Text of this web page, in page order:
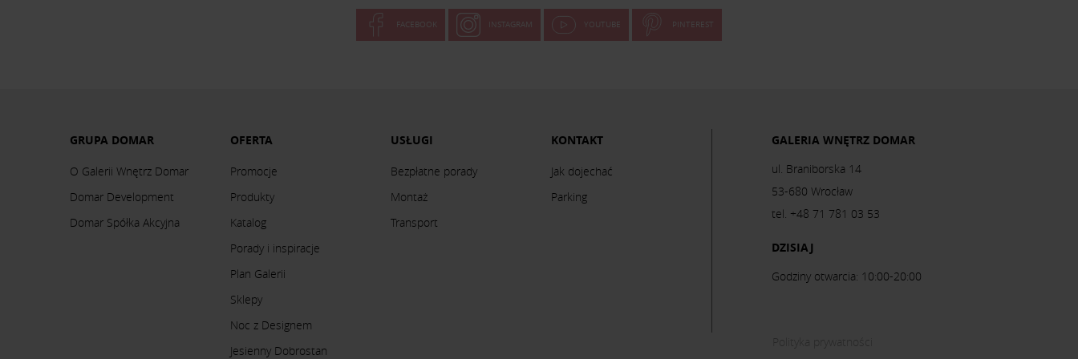
FACEBOOK INSTAGRAM YOUTUBE PINTEREST
GRUPA DOMAR
O Galerii Wnętrz Domar
Domar Development
Domar Spółka Akcyjna
OFERTA
Promocje
Produkty
Katalog
Porady i inspiracje
Plan Galerii
Sklepy
Noc z Designem
Jesienny Dobrostan
USŁUGI
Bezpłatne porady
Montaż
Transport
KONTAKT
Jak dojechać
Parking
GALERIA WNĘTRZ DOMAR
ul. Braniborska 14
53-680 Wrocław
tel. +48 71 781 03 53
DZISIAJ
Godziny otwarcia: 10:00-20:00